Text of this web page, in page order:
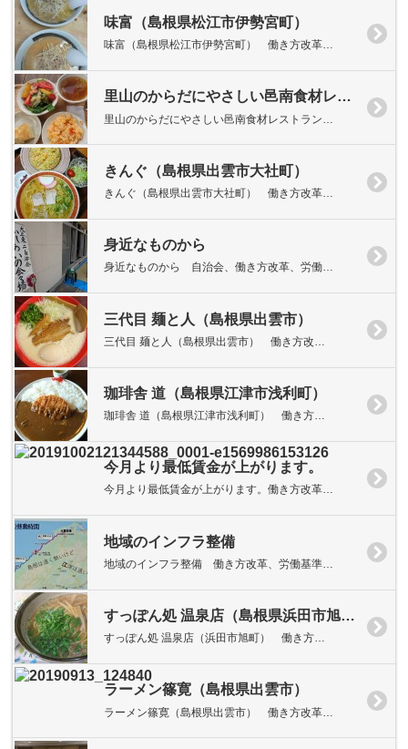
味富（島根県松江市伊勢宮町）
味富（島根県松江市伊勢宮町） 働き方改革…
里山のからだにやさしい邑南食材レストラン 香夢里（島根県邑智郡邑南町）
里山のからだにやさしい邑南食材レストラン…
きんぐ（島根県出雲市大社町）
きんぐ（島根県出雲市大社町） 働き方改革…
身近なものから
身近なものから 自治会、働き方改革、労働…
三代目 麺と人（島根県出雲市）
三代目 麺と人（島根県出雲市） 働き方改…
珈琲舎 道（島根県江津市浅利町）
珈琲舎 道（島根県江津市浅利町） 働き方…
今月より最低賃金が上がります。
今月より最低賃金が上がります。働き方改革…
地域のインフラ整備
地域のインフラ整備 働き方改革、労働基準…
すっぽん処 温泉店（島根県浜田市旭町）
すっぽん処 温泉店（浜田市旭町） 働き方…
ラーメン篠寛（島根県出雲市）
ラーメン篠寛（島根県出雲市） 働き方改革…